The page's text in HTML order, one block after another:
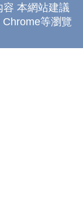
本網站建議
等瀏覽